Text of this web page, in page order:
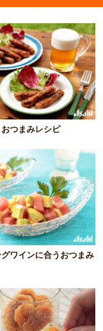
つまみレシピ
ワインに合うおつまみ